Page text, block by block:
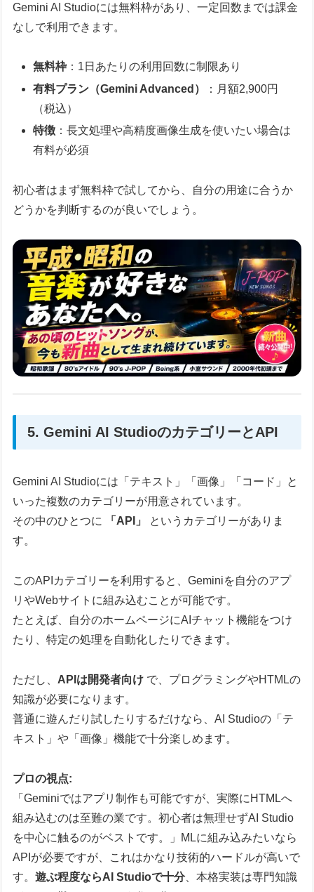
Gemini AI Studioには無料枠があり、一定回数までは課金
なしで利用できます。
無料枠：1日あたりの利用回数に制限あり
有料プラン（Gemini Advanced）
：月額2,900円
（税込）
特徴 ：長文処理や高精度画像生成を使いたい場合は
有料が必須
初心者はまず無料枠で試してから、自分の用途に合うか
どうかを判断するのが良いでしょう。
5. Gemini AI StudioのカテゴリーとAPI
Gemini AI Studioには「テキスト」「画像」「コード」と
いった複数のカテゴリーが用意されています。
その中のひとつに
「API」
というカテゴリーがありま
す。
このAPIカテゴリーを利用すると、Geminiを自分のアプ
リやWebサイトに組み込むことが可能です。
たとえば、自分のホームページにAIチャット機能をつけ
たり、特定の処理を自動化したりできます。
ただし、 APIは開発者向け で、プログラミングやHTMLの
知識が必要になります。
普通に遊んだり試したりするだけなら、AI Studioの「テ
キスト」や「画像」機能で十分楽しめます。
プロの視点:
「Geminiではアプリ制作も可能ですが、実際にHTMLへ
組み込むのは至難の業です。初心者は無理せずAI Studio
を中心に触るのがベストです。」MLに組み込みたいなら
APIが必要ですが、これはかなり技術的ハードルが高いで
す。遊ぶ程度ならAI Studioで十分、本格実装は専門知識